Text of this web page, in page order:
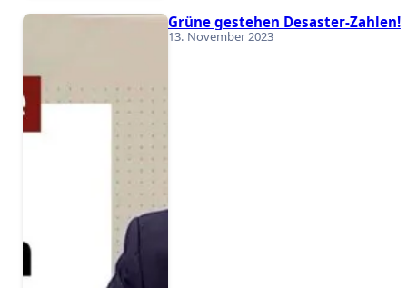
Grüne gestehen Desaster-Zahlen!
13. November 2023